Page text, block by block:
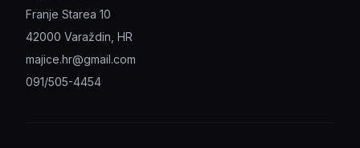
Franje Starea 10
42000 Varaždin, HR
majice.hr@gmail.com
091/505-4454